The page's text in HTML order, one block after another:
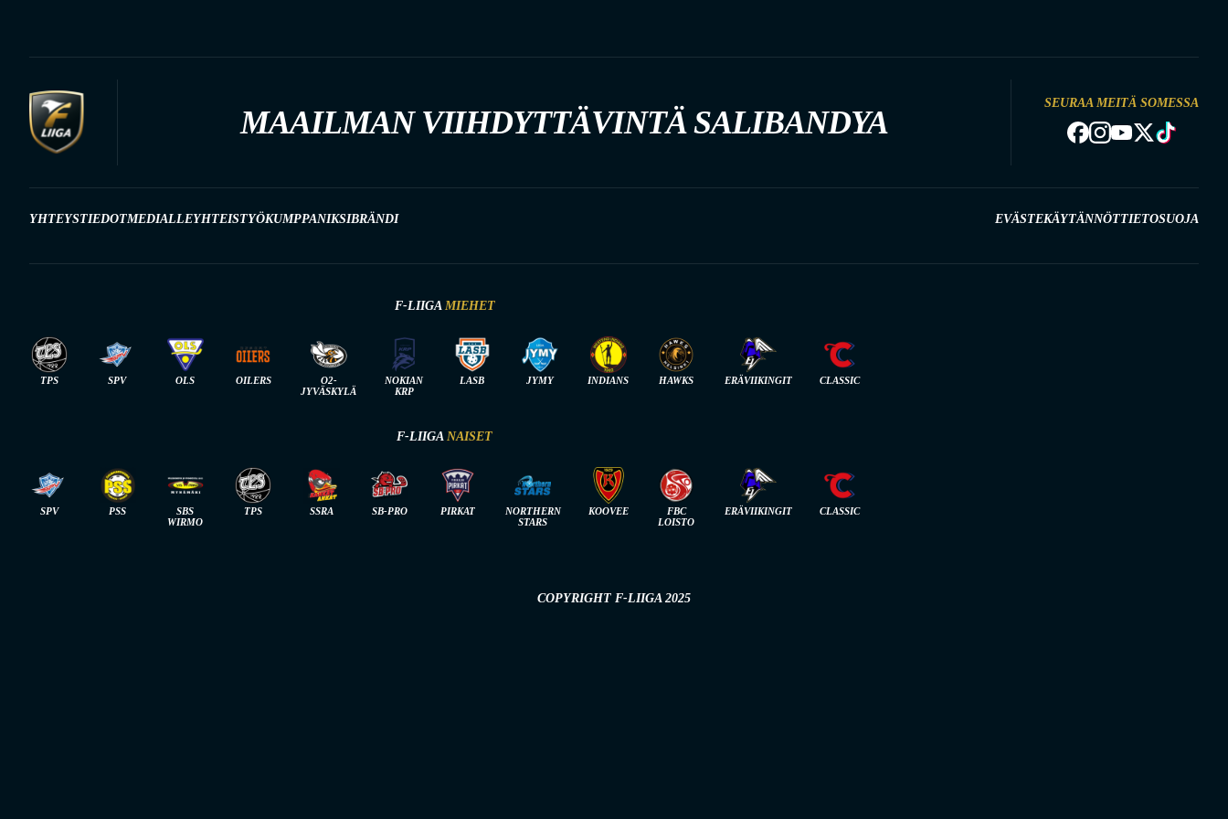
MAAILMAN VIIHDYTTÄVINTÄ SALIBANDYA
SEURAA MEITÄ SOMESSA
YHTEYSTIEDOTMEDIALLEYHTEISTYÖKUMPPANIKSIBRÄNDI EVÄSTEKÄYTÄNNÖTTIETOSUOJA
F-LIIGA MIEHET
TPS SPV OLS OILERS
O2-
JYVÄSKYLÄ
NOKIAN
KRP
LASB JYMY INDIANS HAWKS ERÄVIIKINGIT CLASSIC
F-LIIGA NAISET
SPV PSS
SBS
WIRMO
TPS SSRA SB-PRO PIRKAT
NORTHERN
STARS
KOOVEE
FBC
LOISTO
ERÄVIIKINGIT CLASSIC
COPYRIGHT F-LIIGA 2025